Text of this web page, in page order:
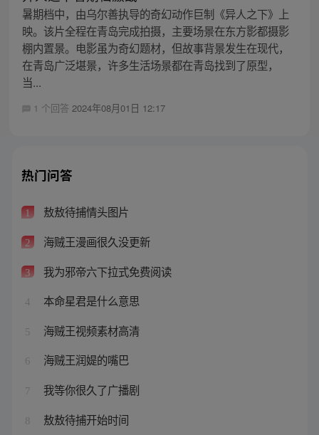
暑期档中，由乌尔善执导的奇幻动作巨制《异人之下》上
映。该片全程在青岛完成拍摄，主要场景在东方影都摄影
棚内置景。电影虽为奇幻题材，但故事背景发生在现代，
在青岛广泛堪景，许多生活场景都在青岛找到了原型，
当...
1 个回答 2024年08月01日 12:17
热门问答
1 敖敖待捕情头图片
2 海贼王漫画很久没更新
3 我为邪帝六下拉式免费阅读
4 本命星君是什么意思
5 海贼王视频素材高清
6 海贼王润媞的嘴巴
7 我等你很久了广播剧
8 敖敖待捕开始时间